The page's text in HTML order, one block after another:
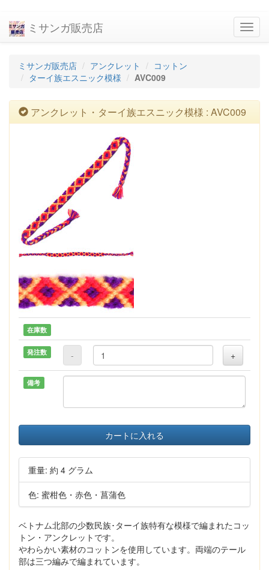
ミサンガ販売店
ミサンガ販売店 アンクレット
コットン
ターイ族エスニック模様
AVC009
アンクレット・ターイ族エスニック模様 : AVC009
在庫数
発注数 - +
備考
カートに入れる
重量: 約 4 グラム
色: 蜜柑色・赤色・菖蒲色
ベトナム北部の少数民族･ターイ族特有な模様で編まれたコッ
トン・アンクレットです。
やわらかい素材のコットンを使用しています。両端のテール
部は三つ編みで編まれています。